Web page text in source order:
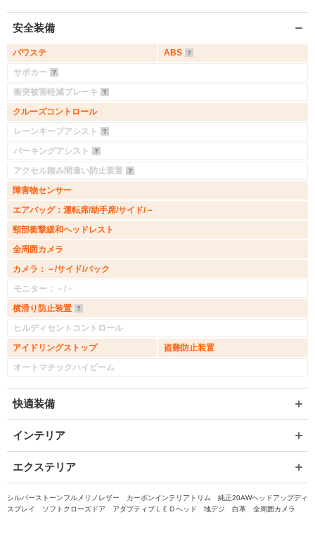
安全装備
パワステ
ABS
サポカー
衝突被害軽減ブレーキ
クルーズコントロール
レーンキープアシスト
パーキングアシスト
アクセル踏み間違い防止装置
障害物センサー
エアバッグ：運転席/助手席/サイド/－
頸部衝撃緩和ヘッドレスト
全周囲カメラ
カメラ：－/サイド/バック
モニター：－/－
横滑り防止装置
ヒルディセントコントロール
アイドリングストップ
盗難防止装置
オートマチックハイビーム
快適装備
インテリア
エクステリア
シルバーストーンフルメリノレザー カーボンインテリアトリム 純正20AWヘッドアップディ
スプレイ ソフトクローズドア アダプティブＬＥＤヘッド 地デジ 白革 全周囲カメラ